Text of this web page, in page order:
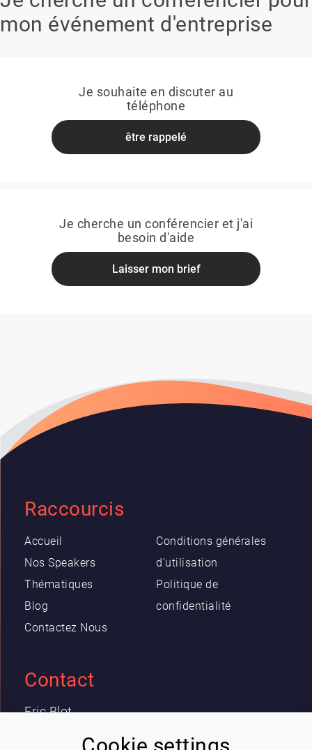
mon événement d'entreprise
Je souhaite en discuter au
téléphone
être rappelé
Je cherche un conférencier et j'ai
besoin d'aide
Laisser mon brief
Raccourcis
Accueil
Nos Speakers
Thématiques
Blog
Contactez Nous
Conditions générales
d'utilisation
Politique de
confidentialité
Contact
Eric Blot